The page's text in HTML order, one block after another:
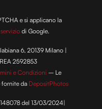
e si applicano la
di Google.
6, 20139 Milano |
2592853
e Condizioni – Le
fornite da DepositPhotos
148078 del 13/03/2024|